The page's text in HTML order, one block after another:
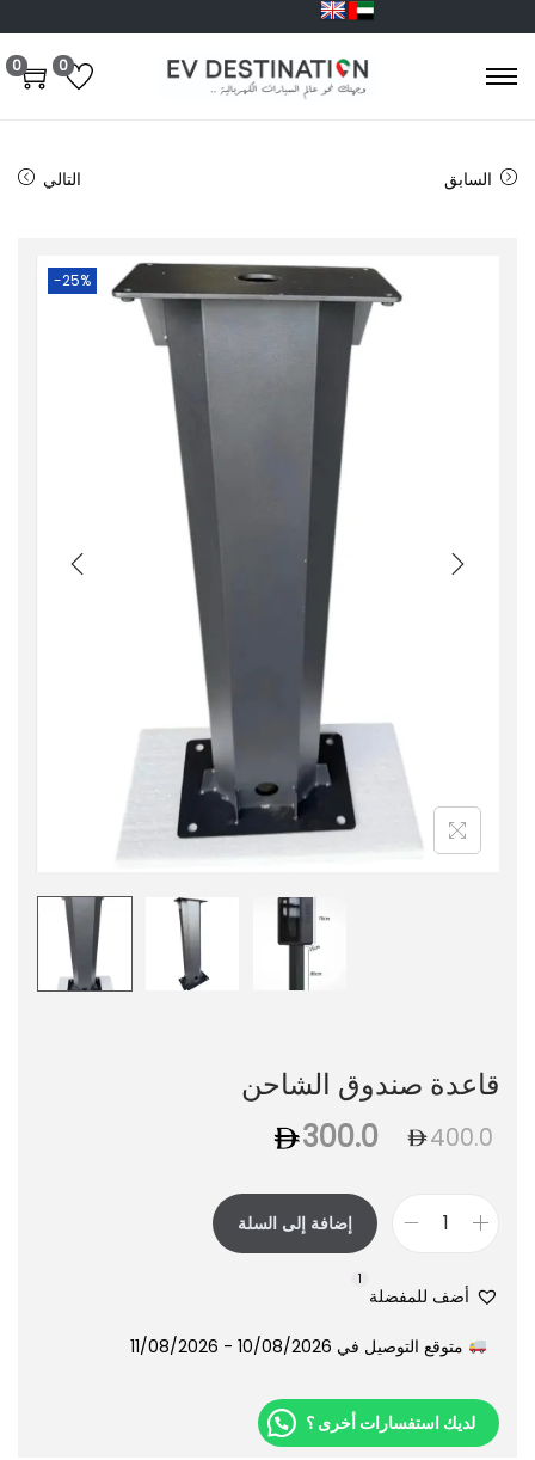
0
0
السابق التالي
-25%
قاعدة صندوق الشاحن
400.0
300.0
إضافة إلى السلة
أضف للمفضلة
1
متوقع التوصيل في 10/08/2026 - 11/08/2026
لديك استفسارات أخرى ؟